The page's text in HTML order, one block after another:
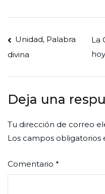
Navegación
de
Unidad, Palabra
divina
La
hoy
Deja una
Tu dirección de correo
Los campos obligatorios
Comentario *